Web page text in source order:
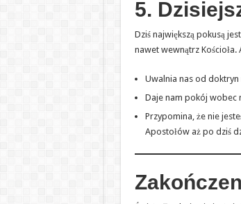
5.
Dziś największą pokusą
nawet wewnątrz Kościoła.
Uwalnia nas od doktryn
Daje nam pokój wobec
Przypomina, że nie
Apostołów aż po dziś